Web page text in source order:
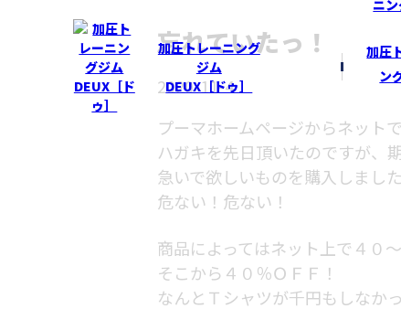
加圧トレーニング
ジム
DEUX［ドゥ］
加圧
ン
忘れていたっ！
2020-11-4
プーマホームページからネット
ハガキを先日頂いたのですが、
急いで欲しいものを購入しました
危ない！危ない！
商品によってはネット上で４０
そこから４０％ＯＦＦ！
なんとＴシャツが千円もしなか